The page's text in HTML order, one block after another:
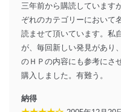
三年前から購読しています
ぞれのカテゴリーにおいて
読ませて頂いています。私
が、毎回新しい発見があり
のＨＰの内容にも参考にさ
購入しました。有難う。
納得